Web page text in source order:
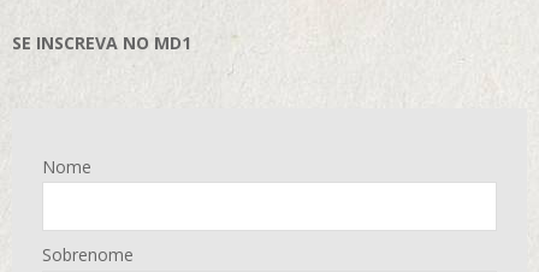
SE INSCREVA NO MD1
Nome
Sobrenome